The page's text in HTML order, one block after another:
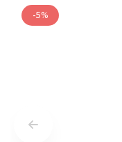
-5%